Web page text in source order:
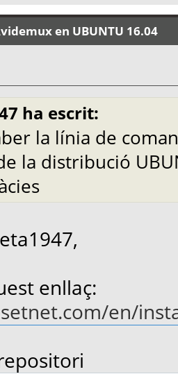
en UBUNTU 16.04
ha escrit:
la línia de
la distribució
enllaç:
en/